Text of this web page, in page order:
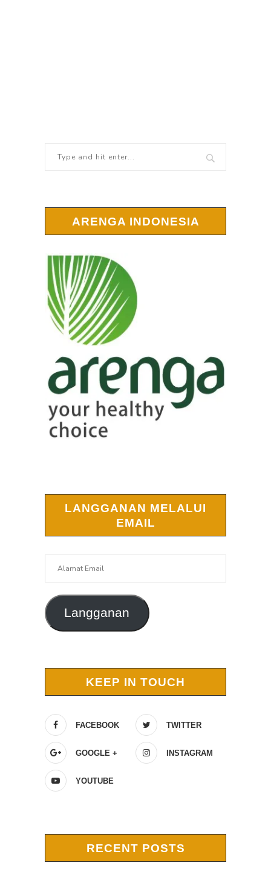
ARENGA INDONESIA
LANGGANAN MELALUI
EMAIL
Langganan
KEEP IN TOUCH
FACEBOOK TWITTER
GOOGLE + INSTAGRAM
YOUTUBE
RECENT POSTS